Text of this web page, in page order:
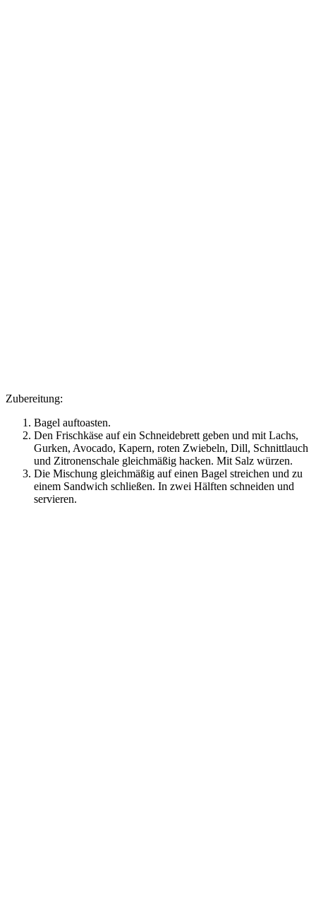
Zubereitung:
Bagel auftoasten.
Den Frischkäse auf ein Schneidebrett geben und mit Lachs,
Gurken, Avocado, Kapern, roten Zwiebeln, Dill, Schnittlauch
und Zitronenschale gleichmäßig hacken. Mit Salz würzen.
Die Mischung gleichmäßig auf einen Bagel streichen und zu
einem Sandwich schließen. In zwei Hälften schneiden und
servieren.